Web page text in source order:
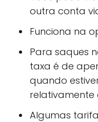
outra conta
Funciona na
Para saques
taxa é de
quando
relativamente
Algumas